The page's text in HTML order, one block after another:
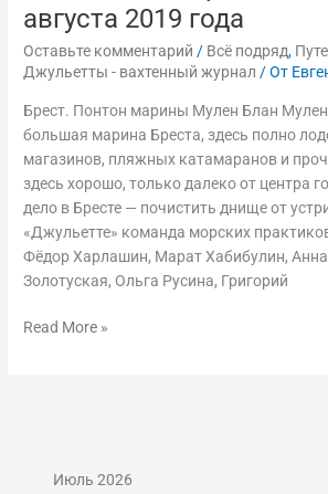
августа 2019 года
Оставьте комментарий / Всё подряд,
Джульетты - вахтенный журнал / От
Брест. Понтон марины Мулен Блан
большая марина Бреста, здесь полно
магазинов, пляжных катамаранов и
здесь хорошо, только далеко от центра
дело в Бресте — почистить днище от
«Джульетте» команда морских
Фёдор Харлашин, Марат Хабибулин,
Золотуская, Ольга Русина, Григорий
Read More »
Июль 2026